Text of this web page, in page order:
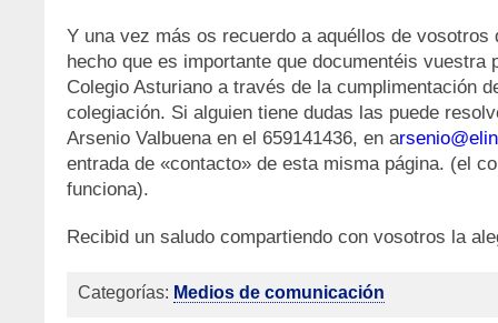
Y una vez más os recuerdo a aquéllos de vosotros
hecho que es importante que documentéis vuestra
Colegio Asturiano a través de la cumplimentación
colegiación. Si alguien tiene dudas las puede
Arsenio Valbuena en el 659141436, en a
entrada de «contacto» de esta misma página. (el
funciona).
Recibid un saludo compartiendo con vosotros la
Categorías: Medios de comunicación